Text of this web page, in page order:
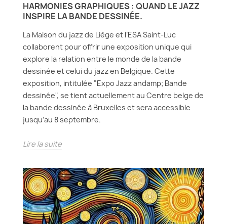
HARMONIES GRAPHIQUES : QUAND LE JAZZ
INSPIRE LA BANDE DESSINÉE.
La Maison du jazz de Liège et l’ESA Saint-Luc
collaborent pour offrir une exposition unique qui
explore la relation entre le monde de la bande
dessinée et celui du jazz en Belgique. Cette
exposition, intitulée "Expo Jazz andamp; Bande
dessinée", se tient actuellement au Centre belge de
la bande dessinée à Bruxelles et sera accessible
jusqu’au 8 septembre.
Lire la suite